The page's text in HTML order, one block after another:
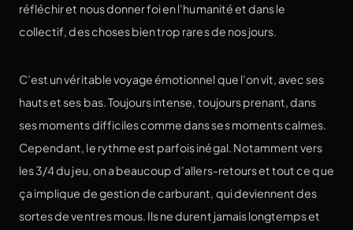
réfléchir et nous donner foi en l’humanité et dans le
collectif, des choses bien trop rares de nos jours.
C’est un véritable voyage émotionnel que l’on vit, avec ses
hauts et ses bas. Toujours intense, toujours prenant, dans
ses moments difficiles comme dans ses moments calmes.
Cependant, le rythme est parfois inégal. Notamment vers
les 3/4 du jeu, on a beaucoup d’allers-retours et tout ce que
ça implique de gestion de carburant, qui deviennent des
sortes de ventres mous. Ils ne durent jamais longtemps et